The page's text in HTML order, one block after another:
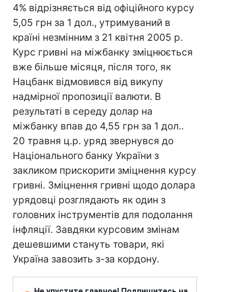
4% відрізняється від офіційного курсу
5,05 грн за 1 дол., утримуваний в
країні незмінним з 21 квітня 2005 р.
Курс гривні на міжбанку зміцнюється
вже більше місяця, після того, як
Нацбанк відмовився від викупу
надмірної пропозиції валюти. В
результаті в середу долар на
міжбанку впав до 4,55 грн за 1 дол..
20 травня ц.р. уряд звернувся до
Національного банку України з
закликом прискорити зміцнення курсу
гривні. Зміцнення гривні щодо долара
урядовці розглядають як один з
головних інструментів для подолання
інфляції. Завдяки курсовим змінам
дешевшими стануть товари, які
Україна завозить з-за кордону.